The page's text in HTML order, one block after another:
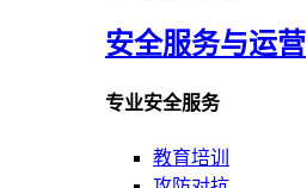
安全服务与运营
专业安全服务
教育培训